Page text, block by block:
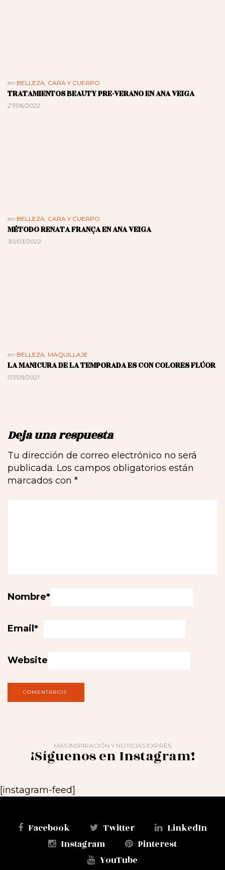
en BELLEZA, CARA Y CUERPO
TRATAMIENTOS BEAUTY PRE-VERANO EN ANA VEIGA
27/06/2022
en BELLEZA, CARA Y CUERPO
MÉTODO RENATA FRANÇA EN ANA VEIGA
30/03/2022
en BELLEZA, MAQUILLAJE
LA MANICURA DE LA TEMPORADA ES CON COLORES FLÚOR
07/09/2021
Deja una respuesta
Tu dirección de correo electrónico no será
publicada. Los campos obligatorios están
marcados con *
Nombre*
Email *
Website
MÁS INSPIRACIÓN Y NOTICIAS EXPRÉS
¡Síguenos en Instagram!
[instagram-feed]
Facebook Twitter
LinkedIn
Instagram
Pinterest
YouTube